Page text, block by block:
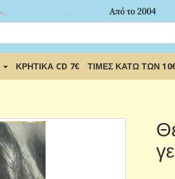
ΚΡΗΤΙΚΑ CD 7€ ΤΙΜΕΣ ΚΑΤΩ ΤΩΝ